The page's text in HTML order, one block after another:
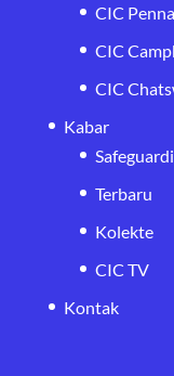
CIC
CIC
CIC
Kabar
Terbaru
Kolekte
CIC TV
Kontak